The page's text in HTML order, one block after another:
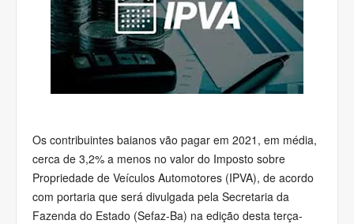
Os contribuintes baianos vão pagar em 2021, em média,
cerca de 3,2% a menos no valor do Imposto sobre
Propriedade de Veículos Automotores (IPVA), de acordo
com portaria que será divulgada pela Secretaria da
Fazenda do Estado (Sefaz-Ba) na edição desta terça-